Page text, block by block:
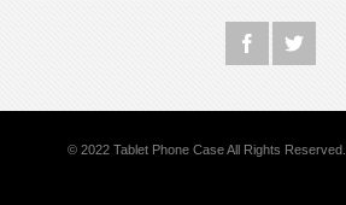
© 2022 Tablet Phone Case All Rights Reserved.